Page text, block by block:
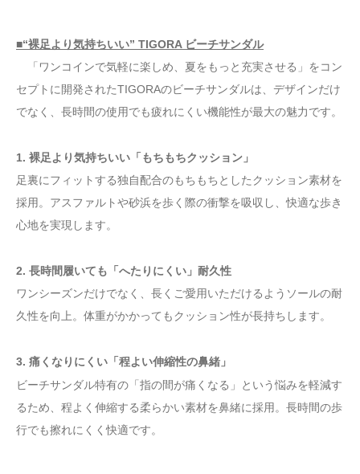
■“裸足より気持ちいい” TIGORA ビーチサンダル
「ワンコインで気軽に楽しめ、夏をもっと充実させる」をコン
セプトに開発されたTIGORAのビーチサンダルは、デザインだけ
でなく、長時間の使用でも疲れにくい機能性が最大の魅力です。
1. 裸足より気持ちいい「もちもちクッション」
足裏にフィットする独自配合のもちもちとしたクッション素材を
採用。アスファルトや砂浜を歩く際の衝撃を吸収し、快適な歩き
心地を実現します。
2. 長時間履いても「へたりにくい」耐久性
ワンシーズンだけでなく、長くご愛用いただけるようソールの耐
久性を向上。体重がかかってもクッション性が長持ちします。
3. 痛くなりにくい「程よい伸縮性の鼻緒」
ビーチサンダル特有の「指の間が痛くなる」という悩みを軽減す
るため、程よく伸縮する柔らかい素材を鼻緒に採用。長時間の歩
行でも擦れにくく快適です。